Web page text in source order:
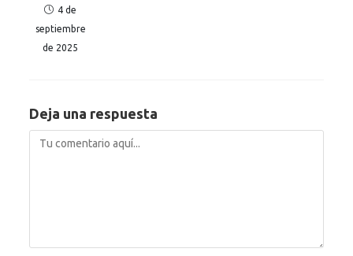
4 de
septiembre
de 2025
Deja una respuesta
Comentario